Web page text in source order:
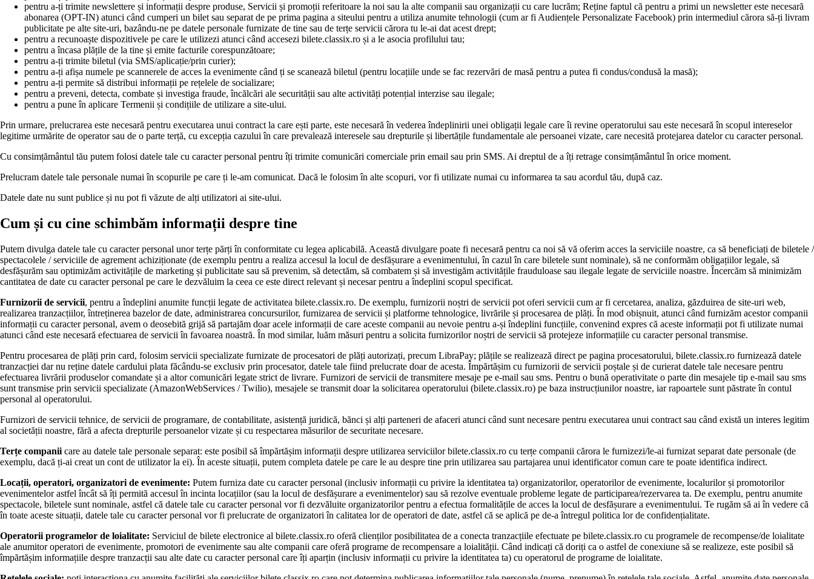
pentru a-ți trimite newslettere și informații despre produse, Servicii și promoții referitoare la noi sau la alte companii sau organizații cu care lucrăm; Reține faptul că pentru a primi un newsletter este necesară
abonarea (OPT-IN) atunci când cumperi un bilet sau separat de pe prima pagina a siteului pentru a utiliza anumite tehnologii (cum ar fi Audiențele Personalizate Facebook) prin intermediul cărora să-ți livram
publicitate pe alte site-uri, bazându-ne pe datele personale furnizate de tine sau de terțe servicii cărora tu le-ai dat acest drept;
pentru a recunoaște dispozitivele pe care le utilizezi atunci când accesezi bilete.classix.ro și a le asocia profilului tau;
pentru a încasa plățile de la tine și emite facturile corespunzătoare;
pentru a-ți trimite biletul (via SMS/aplicație/prin curier);
pentru a-ți afișa numele pe scannerele de acces la evenimente când ți se scanează biletul (pentru locațiile unde se fac rezervări de masă pentru a putea fi condus/condusă la masă);
pentru a-ți permite să distribui informații pe rețelele de socializare;
pentru a preveni, detecta, combate și investiga fraude, încălcări ale securității sau alte activități potențial interzise sau ilegale;
pentru a pune în aplicare Termenii și condițiile de utilizare a site-ului.
Prin urmare, prelucrarea este necesară pentru executarea unui contract la care ești parte, este necesară în vederea îndeplinirii unei obligații legale care îi revine operatorului sau este necesară în scopul intereselor
legitime urmărite de operator sau de o parte terță, cu excepția cazului în care prevalează interesele sau drepturile și libertățile fundamentale ale persoanei vizate, care necesită protejarea datelor cu caracter personal.
Cu consimțământul tău putem folosi datele tale cu caracter personal pentru îți trimite comunicări comerciale prin email sau prin SMS. Ai dreptul de a îți retrage consimțământul în orice moment.
Prelucram datele tale personale numai în scopurile pe care ți le-am comunicat. Dacă le folosim în alte scopuri, vor fi utilizate numai cu informarea ta sau acordul tău, după caz.
Datele date nu sunt publice și nu pot fi văzute de alți utilizatori ai site-ului.
Cum și cu cine schimbăm informații despre tine
Putem divulga datele tale cu caracter personal unor terțe părți în conformitate cu legea aplicabilă. Această divulgare poate fi necesară pentru ca noi să vă oferim acces la serviciile noastre, ca să beneficiați de biletele /
spectacolele / serviciile de agrement achiziționate (de exemplu pentru a realiza accesul la locul de desfășurare a evenimentului, în cazul în care biletele sunt nominale), să ne conformăm obligațiilor legale, să
desfășurăm sau optimizăm activitățile de marketing și publicitate sau să prevenim, să detectăm, să combatem și să investigăm activitățile frauduloase sau ilegale legate de serviciile noastre. Încercăm să minimizăm
cantitatea de date cu caracter personal pe care le dezvăluim la ceea ce este direct relevant și necesar pentru a îndeplini scopul specificat.
Furnizorii de servicii, pentru a îndeplini anumite funcții legate de activitatea bilete.classix.ro. De exemplu, furnizorii noștri de servicii pot oferi servicii cum ar fi cercetarea, analiza, găzduirea de site-uri web,
realizarea tranzacțiilor, întreținerea bazelor de date, administrarea concursurilor, furnizarea de servicii și platforme tehnologice, livrările și procesarea de plăți. În mod obișnuit, atunci când furnizăm acestor companii
informații cu caracter personal, avem o deosebită grijă să partajăm doar acele informații de care aceste companii au nevoie pentru a-și îndeplini funcțiile, convenind expres că aceste informații pot fi utilizate numai
atunci când este necesară efectuarea de servicii în favoarea noastră. În mod similar, luăm măsuri pentru a solicita furnizorilor noștri de servicii să protejeze informațiile cu caracter personal transmise.
Pentru procesarea de plăți prin card, folosim servicii specializate furnizate de procesatori de plăți autorizați, precum LibraPay; plățile se realizează direct pe pagina procesatorului, bilete.classix.ro furnizează datele
tranzacției dar nu reține datele cardului plata făcându-se exclusiv prin procesator, datele tale fiind prelucrate doar de acesta. Împărtășim cu furnizorii de servicii poștale și de curierat datele tale necesare pentru
efectuarea livrării produselor comandate și a altor comunicări legate strict de livrare. Furnizori de servicii de transmitere mesaje pe e-mail sau sms. Pentru o bună operativitate o parte din mesajele tip e-mail sau sms
sunt transmise prin servicii specializate (AmazonWebServices / Twilio), mesajele se transmit doar la solicitarea operatorului (bilete.classix.ro) pe baza instrucțiunilor noastre, iar rapoartele sunt păstrate în contul
personal al operatorului.
Furnizori de servicii tehnice, de servicii de programare, de contabilitate, asistență juridică, bănci și alți parteneri de afaceri atunci când sunt necesare pentru executarea unui contract sau când există un interes legitim
al societății noastre, fără a afecta drepturile persoanelor vizate și cu respectarea măsurilor de securitate necesare.
Terțe companii care au datele tale personale separat: este posibil să împărtășim informații despre utilizarea serviciilor bilete.classix.ro cu terțe companii cărora le furnizezi/le-ai furnizat separat date personale (de
exemplu, dacă ți-ai creat un cont de utilizator la ei). În aceste situații, putem completa datele pe care le au despre tine prin utilizarea sau partajarea unui identificator comun care te poate identifica indirect.
Locații, operatori, organizatori de evenimente: Putem furniza date cu caracter personal (inclusiv informații cu privire la identitatea ta) organizatorilor, operatorilor de evenimente, localurilor și promotorilor
evenimentelor astfel încât să îți permită accesul în incinta locațiilor (sau la locul de desfășurare a evenimentelor) sau să rezolve eventuale probleme legate de participarea/rezervarea ta. De exemplu, pentru anumite
spectacole, biletele sunt nominale, astfel că datele tale cu caracter personal vor fi dezvăluite organizatorilor pentru a efectua formalitățile de acces la locul de desfășurare a evenimentului. Te rugăm să ai în vedere că
în toate aceste situații, datele tale cu caracter personal vor fi prelucrate de organizatori în calitatea lor de operatori de date, astfel că se aplică pe de-a întregul politica lor de confidențialitate.
Operatorii programelor de loialitate: Serviciul de bilete electronice al bilete.classix.ro oferă clienților posibilitatea de a conecta tranzacțiile efectuate pe bilete.classix.ro cu programele de recompense/de loialitate
ale anumitor operatori de evenimente, promotori de evenimente sau alte companii care oferă programe de recompensare a loialității. Când indicați că doriți ca o astfel de conexiune să se realizeze, este posibil să
împărtășim informațiile despre tranzacții sau alte date cu caracter personal care îți aparțin (inclusiv informații cu privire la identitatea ta) cu operatorul de programe de loialitate.